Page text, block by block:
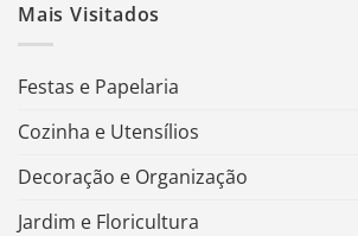
Mais Visitados
Festas e Papelaria
Cozinha e Utensílios
Decoração e Organização
Jardim e Floricultura